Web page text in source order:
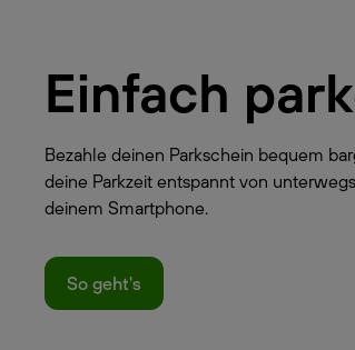
Einfach
Bezahle deinen Parkschein bequem
deine Parkzeit entspannt von
deinem Smartphone.
So geht's